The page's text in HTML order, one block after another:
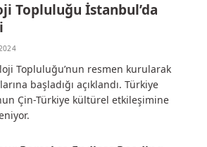
Topluluğu İstanbul’da
Topluluğu’nun resmen kurularak
başladığı açıklandı. Türkiye
Çin-Türkiye kültürel etkileşimine